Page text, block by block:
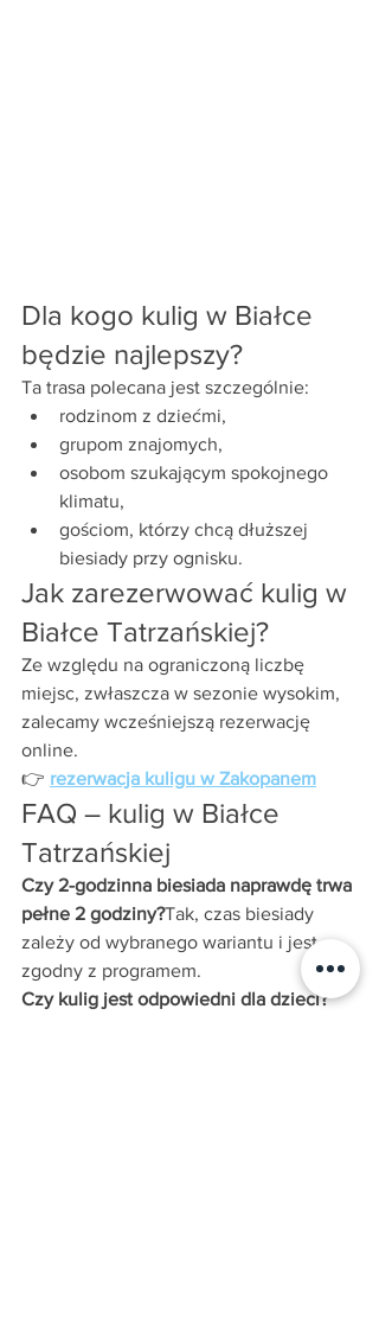
Dla kogo kulig w Białce
będzie najlepszy?
Ta trasa polecana jest szczególnie:
rodzinom z dziećmi,
grupom znajomych,
osobom szukającym spokojnego
klimatu,
gościom, którzy chcą dłuższej
biesiady przy ognisku.
Jak zarezerwować kulig w
Białce Tatrzańskiej?
Ze względu na ograniczoną liczbę
miejsc, zwłaszcza w sezonie wysokim,
zalecamy wcześniejszą rezerwację
online.
👉 rezerwacja kuligu w Zakopanem
FAQ – kulig w Białce
Tatrzańskiej
Czy 2-godzinna biesiada naprawdę trwa
pełne 2 godziny?Tak, czas biesiady
zależy od wybranego wariantu i jest
zgodny z programem.
Czy kulig jest odpowiedni dla dzieci?